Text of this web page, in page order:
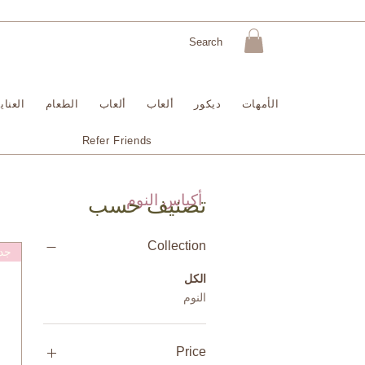
الطعام ألعاب ألعاب ديكور الأمهات
Refer Friends
أكياس النوم
تصنيف حسب
Collection
الكل
النوم
Price